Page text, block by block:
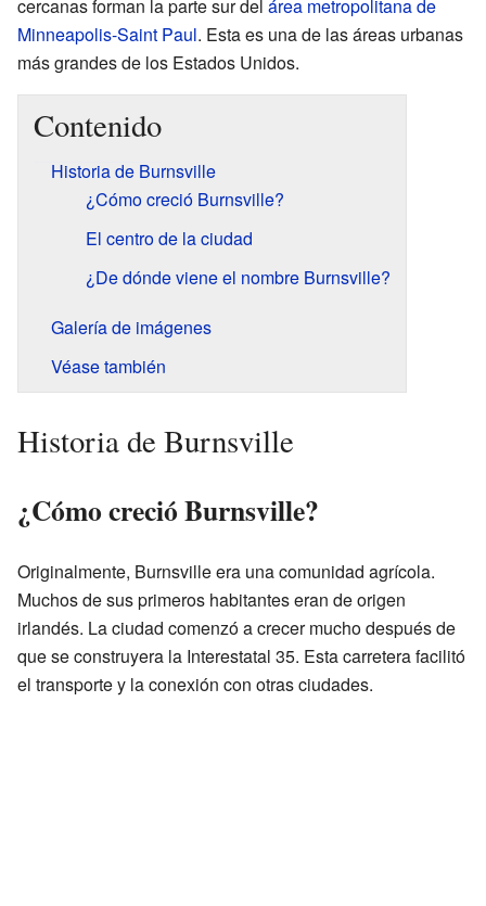
cercanas forman la parte sur del área metropolitana de
Minneapolis-Saint Paul. Esta es una de las áreas urbanas
más grandes de los Estados Unidos.
Contenido
Historia de Burnsville
¿Cómo creció Burnsville?
El centro de la ciudad
¿De dónde viene el nombre Burnsville?
Galería de imágenes
Véase también
Historia de Burnsville
¿Cómo creció Burnsville?
Originalmente, Burnsville era una comunidad agrícola.
Muchos de sus primeros habitantes eran de origen
irlandés. La ciudad comenzó a crecer mucho después de
que se construyera la Interestatal 35. Esta carretera facilitó
el transporte y la conexión con otras ciudades.